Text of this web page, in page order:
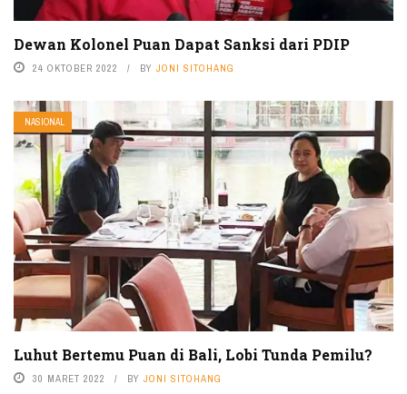
Dewan Kolonel Puan Dapat Sanksi dari PDIP
24 OKTOBER 2022 BY JONI SITOHANG
NASIONAL
Luhut Bertemu Puan di Bali, Lobi Tunda Pemilu?
30 MARET 2022 BY JONI SITOHANG